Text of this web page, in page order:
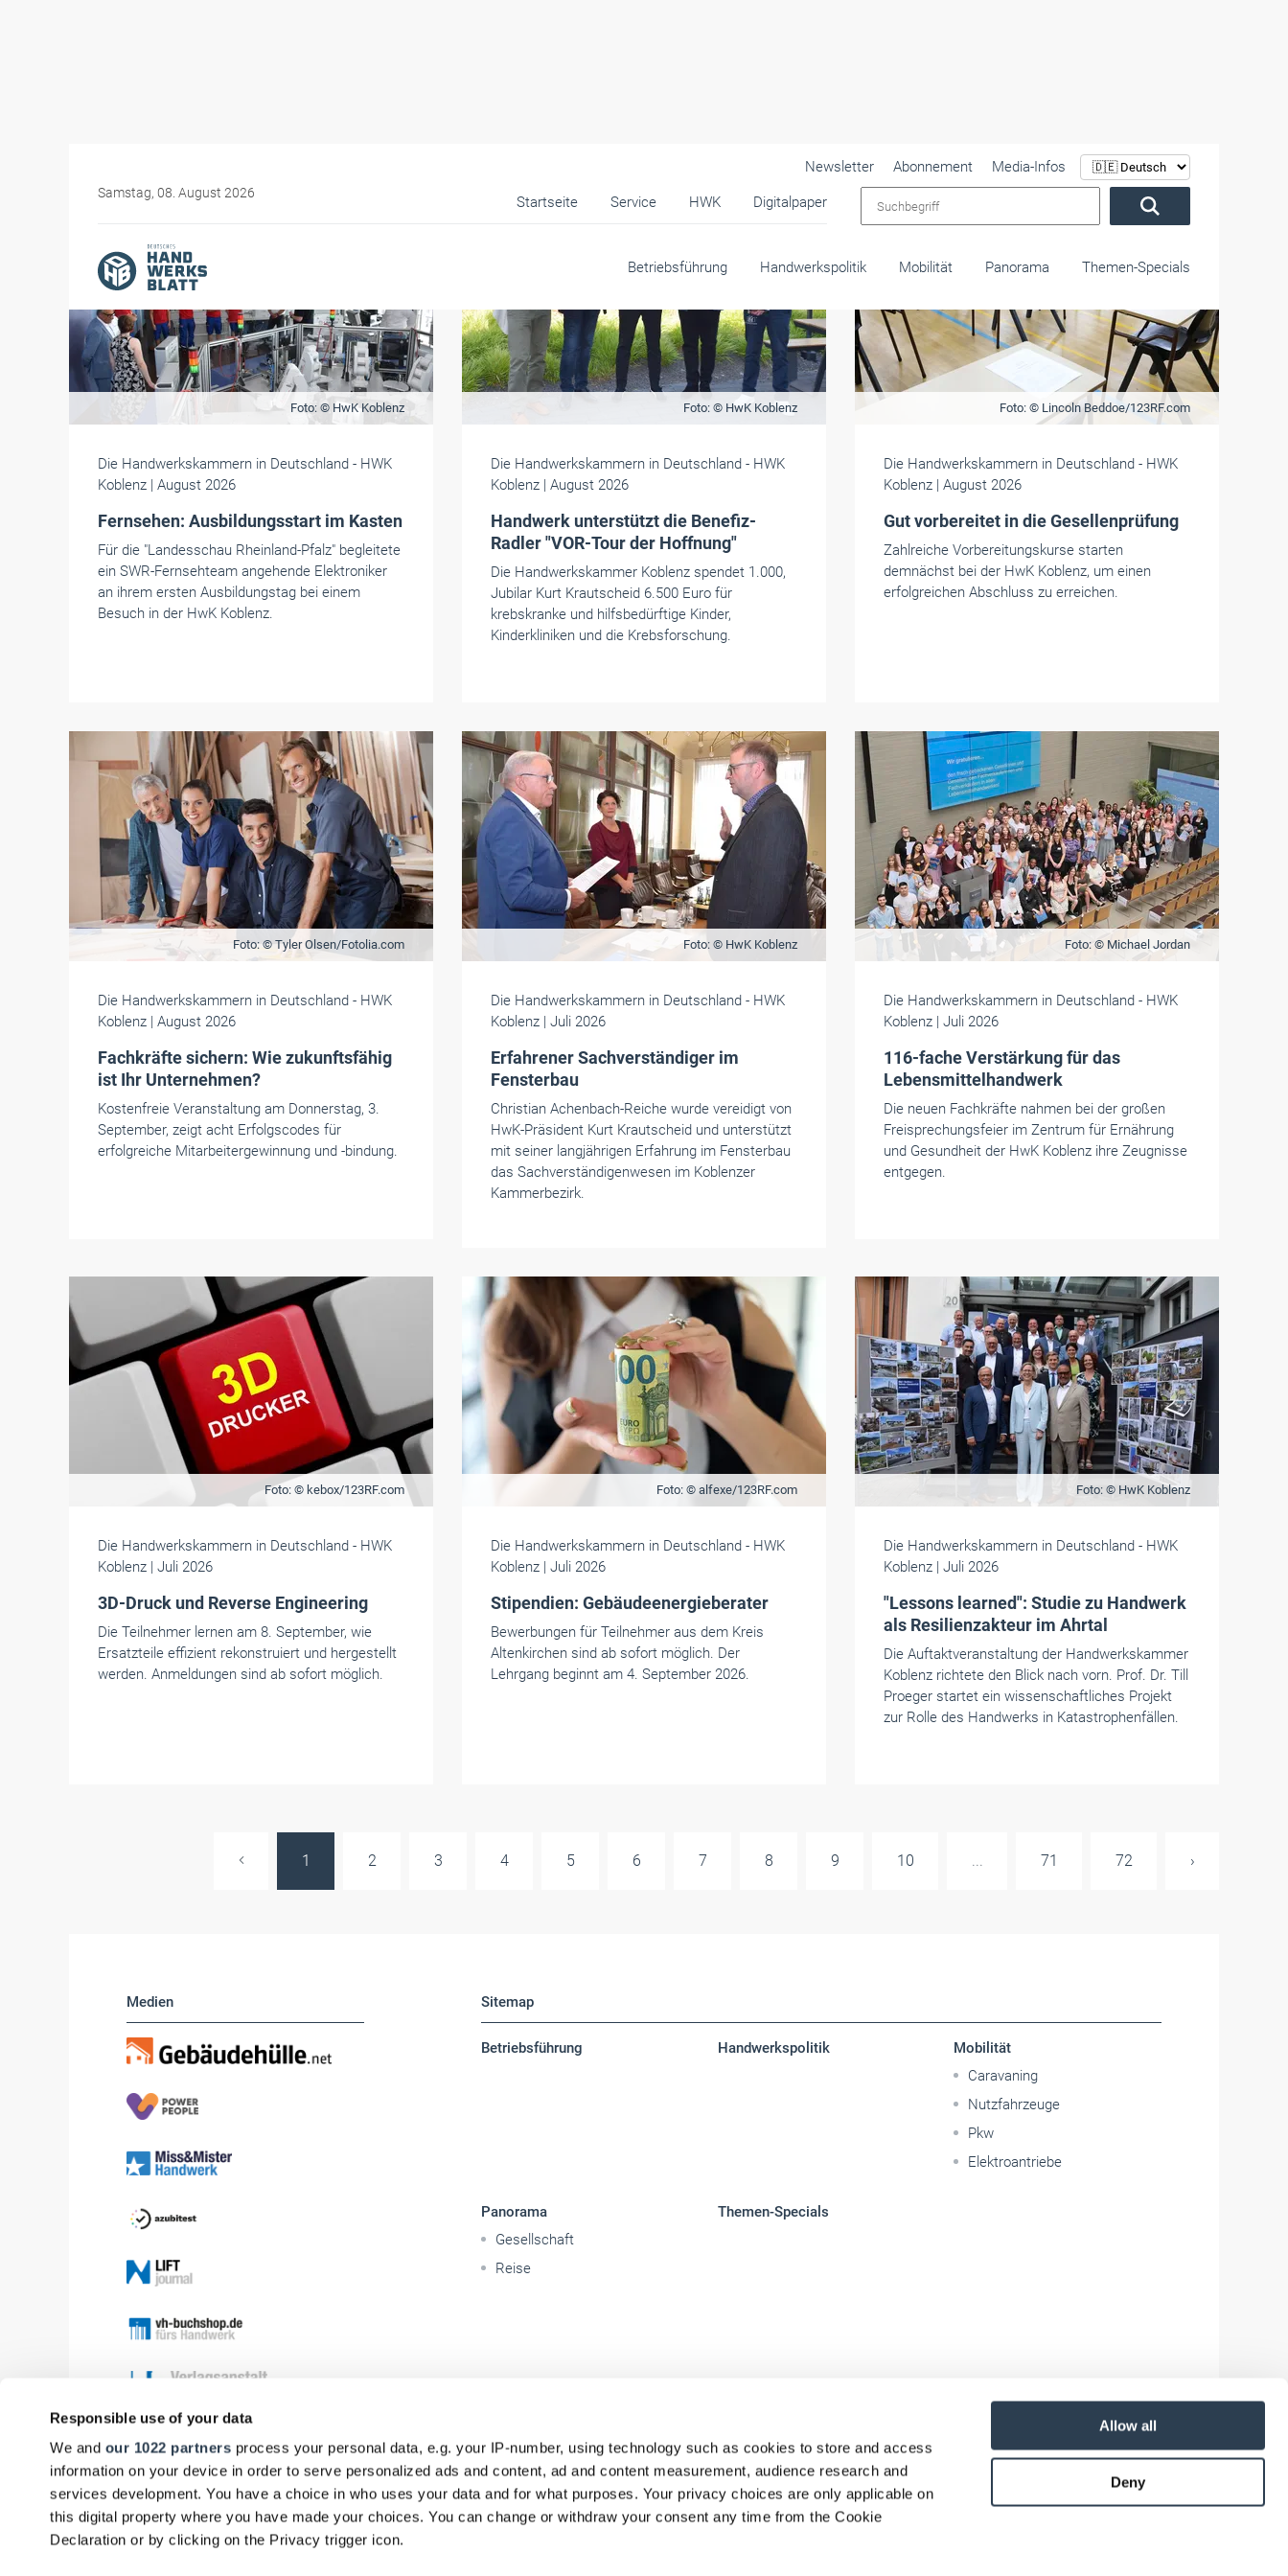
Responsible use of your data
We and our 1022 partners process your personal data, e.g. your IP-number, using technology such as cookies to store and access
information on your device in order to serve personalized ads and content, ad and content measurement, audience research and
services development. You have a choice in who uses your data and for what purposes. Your privacy choices are only applicable on
this digital property where you have made your choices. You can change or withdraw your consent any time from the Cookie
Declaration or by clicking on the Privacy trigger icon.
Allow all
Deny
Samstag, 08. August 2026
Startseite Service HWK Digitalpaper
Newsletter Abonnement
Media-Infos
Betriebsführung Handwerkspolitik Mobilität Panorama Themen-Specials
Foto: © HwK Koblenz
Die Handwerkskammern in Deutschland - HWK
Koblenz | August 2026
Fernsehen: Ausbildungsstart im Kasten
Für die "Landesschau Rheinland-Pfalz" begleitete
ein SWR-Fernsehteam angehende Elektroniker
an ihrem ersten Ausbildungstag bei einem
Besuch in der HwK Koblenz.
Foto: © HwK Koblenz
Die Handwerkskammern in Deutschland- HWK
Koblenz | August 2026
Handwerk unterstützt die Benefiz-
Radler "VOR-Tour der Hoffnung"
Die Handwerkskammer Koblenz spendet 1.000,
Jubilar Kurt Krautscheid 6.500 Euro für
krebskranke und hilfsbedürftige Kinder,
Kinderkliniken und die Krebsforschung.
Foto: © Lincoln Beddoe/123RF.com
Die Handwerkskammern in Deutschland- HWK
Koblenz | August 2026
Gut vorbereitet in die Gesellenprüfung
Zahlreiche Vorbereitungskurse starten
demnächst bei der HwK Koblenz, um einen
erfolgreichen Abschluss zu erreichen.
Foto: © Tyler Olsen/Fotolia.com
Die Handwerkskammern in Deutschland - HWK
Koblenz | August 2026
Fachkräfte sichern: Wie zukunftsfähig
ist Ihr Unternehmen?
Kostenfreie Veranstaltung am Donnerstag, 3.
September, zeigt acht Erfolgscodes für
erfolgreiche Mitarbeitergewinnung und -bindung.
Foto: © HwK Koblenz
Die Handwerkskammern in Deutschland- HWK
Koblenz | Juli 2026
Erfahrener Sachverständiger im
Fensterbau
Christian Achenbach-Reiche wurde vereidigt von
HwK-Präsident Kurt Krautscheid und unterstützt
mit seiner langjährigen Erfahrung im Fensterbau
das Sachverständigenwesen im Koblenzer
Kammerbezirk.
Foto: © Michael Jordan
Die Handwerkskammern in Deutschland- HWK
Koblenz | Juli 2026
116-fache Verstärkung für das
Lebensmittelhandwerk
Die neuen Fachkräfte nahmen bei der großen
Freisprechungsfeier im Zentrum für Ernährung
und Gesundheit der HwK Koblenz ihre Zeugnisse
entgegen.
Foto: © kebox/123RF.com
Die Handwerkskammern in Deutschland - HWK
Koblenz | Juli 2026
3D-Druck und Reverse Engineering
Die Teilnehmer lernen am 8. September, wie
Ersatzteile effizient rekonstruiert und hergestellt
werden. Anmeldungen sind ab sofort möglich.
Foto: © alfexe/123RF.com
Die Handwerkskammern in Deutschland- HWK
Koblenz | Juli 2026
Stipendien: Gebäudeenergieberater
Bewerbungen für Teilnehmer aus dem Kreis
Altenkirchen sind ab sofort möglich. Der
Lehrgang beginnt am 4. September 2026.
Foto: © HwK Koblenz
Die Handwerkskammern in Deutschland- HWK
Koblenz | Juli 2026
"Lessons learned": Studie zu Handwerk
als Resilienzakteur im Ahrtal
Die Auftaktveranstaltung der Handwerkskammer
Koblenz richtete den Blick nach vorn. Prof. Dr. Till
Proeger startet ein wissenschaftliches Projekt
zur Rolle des Handwerks in Katastrophenfällen.
1 2 3 4 5 6 7 8 9 10 ... 71 72 ›
Medien Sitemap
Betriebsführung Handwerkspolitik
Mobilität
Caravaning
Nutzfahrzeuge
Pkw
Elektroantriebe
Panorama
Gesellschaft
Reise
Themen-Specials